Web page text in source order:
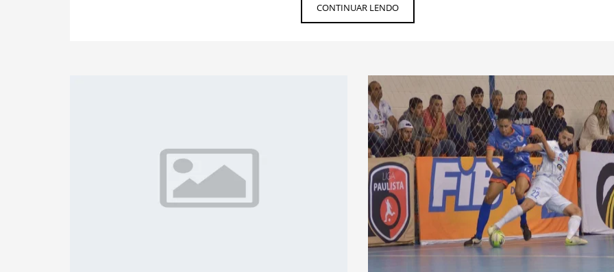
CONTINUAR LENDO